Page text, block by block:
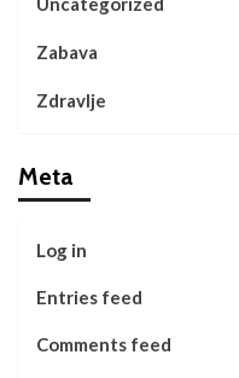
Zabava
Zdravlje
Meta
Log in
Entries feed
Comments feed